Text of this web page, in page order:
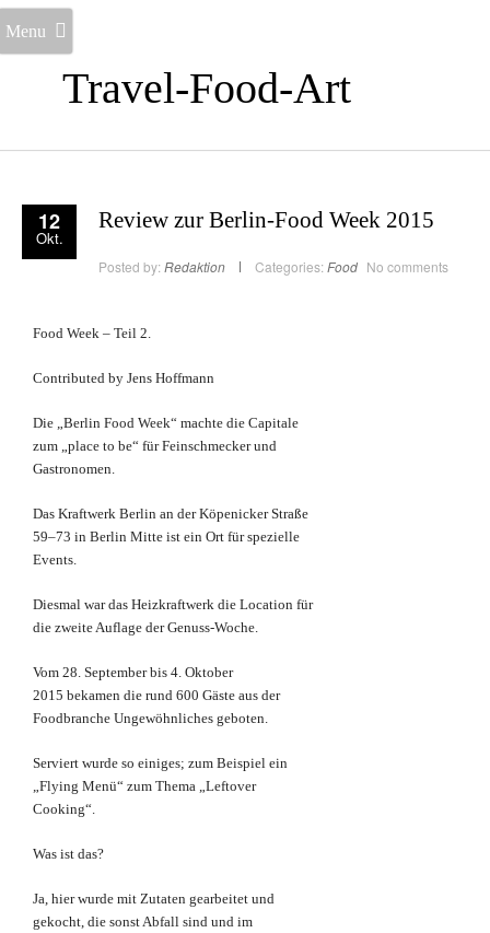
Travel-Food-Art
Menu
12
Okt.
Review zur Berlin-Food Week 2015
Posted by: Redaktion Categories: Food No comments
Food Week – Teil 2.
Contributed by Jens Hoffmann
Die „Berlin Food Week“ machte die Capitale
zum „place to be“ für Feinschmecker und
Gastronomen.
Das Kraftwerk Berlin an der Köpenicker Straße
59–73 in Berlin Mitte ist ein Ort für spezielle
Events.
Diesmal war das Heizkraftwerk die Location für
die zweite Auflage der Genuss-Woche.
Vom 28. September bis 4. Oktober
2015 bekamen die rund 600 Gäste aus der
Foodbranche Ungewöhnliches geboten.
Serviert wurde so einiges; zum Beispiel ein
„Flying Menü“ zum Thema „Leftover
Cooking“.
Was ist das?
Ja, hier wurde mit Zutaten gearbeitet und
gekocht, die sonst Abfall sind und im